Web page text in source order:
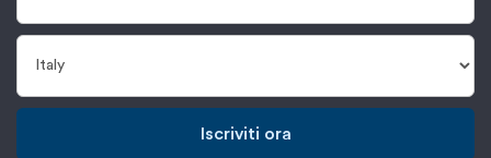
Iscriviti ora